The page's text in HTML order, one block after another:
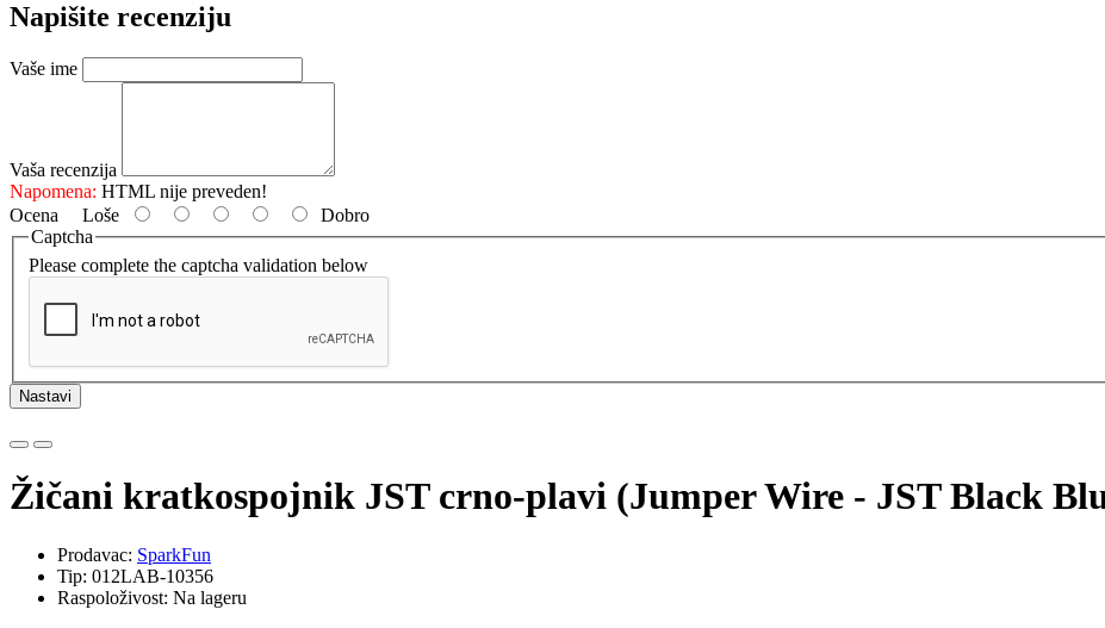
Napišite recenziju
Vaše ime
Vaša recenzija
Napomena: HTML nije preveden!
Ocena Loše
Dobro
Captcha
Please complete the captcha validation below
Nastavi
Žičani kratkospojnik JST crno-plavi (Jumper Wire - JST Black
Prodavac: SparkFun
Tip: 012LAB-10356
Raspoloživost: Na lageru